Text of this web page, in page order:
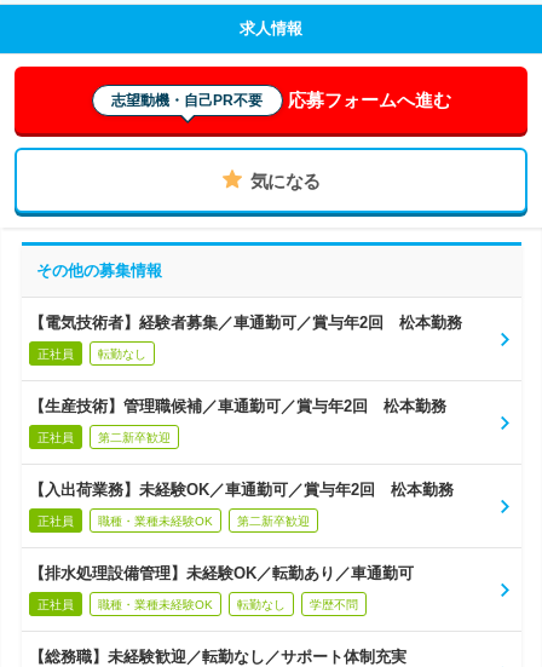
求人情報
志望動機・自己PR不要 応募フォームへ進む
気になる
その他の募集情報
【電気技術者】経験者募集／車通勤可／賞与年2回 松本勤務
正社員 転勤なし
【生産技術】管理職候補／車通勤可／賞与年2回 松本勤務
正社員 第二新卒歓迎
【入出荷業務】未経験OK／車通勤可／賞与年2回 松本勤務
正社員 職種・業種未経験OK 第二新卒歓迎
【排水処理設備管理】未経験OK／転勤あり／車通勤可
正社員 職種・業種未経験OK 転勤なし 学歴不問
【総務職】未経験歓迎／転勤なし／サポート体制充実